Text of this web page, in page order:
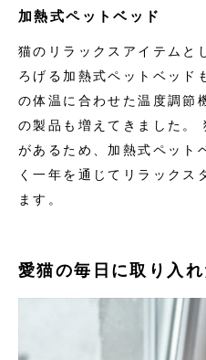
加熱式ペットベッド
猫のリラックスアイテムと
ろげる加熱式ペットベッド
の体温に合わせた温度調節
の製品も増えてきました。
があるため、加熱式ペット
く一年を通じてリラックス
ます。
愛猫の毎日に取り入